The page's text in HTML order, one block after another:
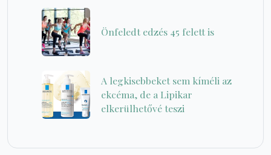
Önfeledt edzés 45 felett is
A legkisebbeket sem kíméli az
ekcéma, de a Lipikar
elkerülhetővé teszi